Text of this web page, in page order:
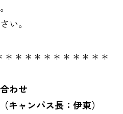
い。
＊＊＊＊＊＊＊＊＊＊
わせ
（キャンパス長：伊東）